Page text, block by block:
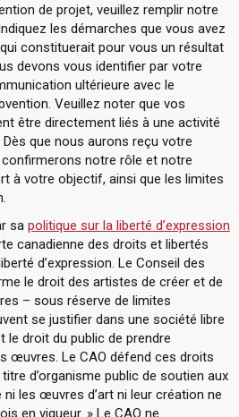
de projet, veuillez remplir notre
les démarches que vous avez
constituerait pour vous un résultat
devons vous identifier par votre
ultérieure avec le
Veuillez noter que vos
être directement liés à une activité
Dès que nous aurons reçu votre
notre rôle et notre
à votre objectif, ainsi que les limites
sa politique sur la liberté d’expression
canadienne des droits et libertés
d’expression. Le Conseil des
le droit des artistes de créer et de
– sous réserve de limites
se justifier dans une société libre
le droit du public de prendre
œuvres. Le CAO défend ces droits
d’organisme public de soutien aux
les œuvres d’art ni leur création ne
en vigueur. » Le CAO ne